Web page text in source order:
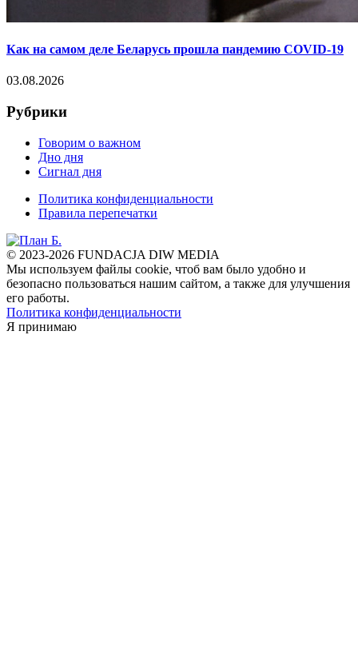
Как на самом деле Беларусь прошла пандемию COVID-19
03.08.2026
Рубрики
Говорим о важном
Дно дня
Сигнал дня
Политика конфиденциальности
Правила перепечатки
© 2023-2026 FUNDACJA DIW MEDIA
Мы используем файлы cookie, чтоб вам было удобно и
безопасно пользоваться нашим сайтом, а также для улучшения
его работы.
Политика конфиденциальности
Я принимаю